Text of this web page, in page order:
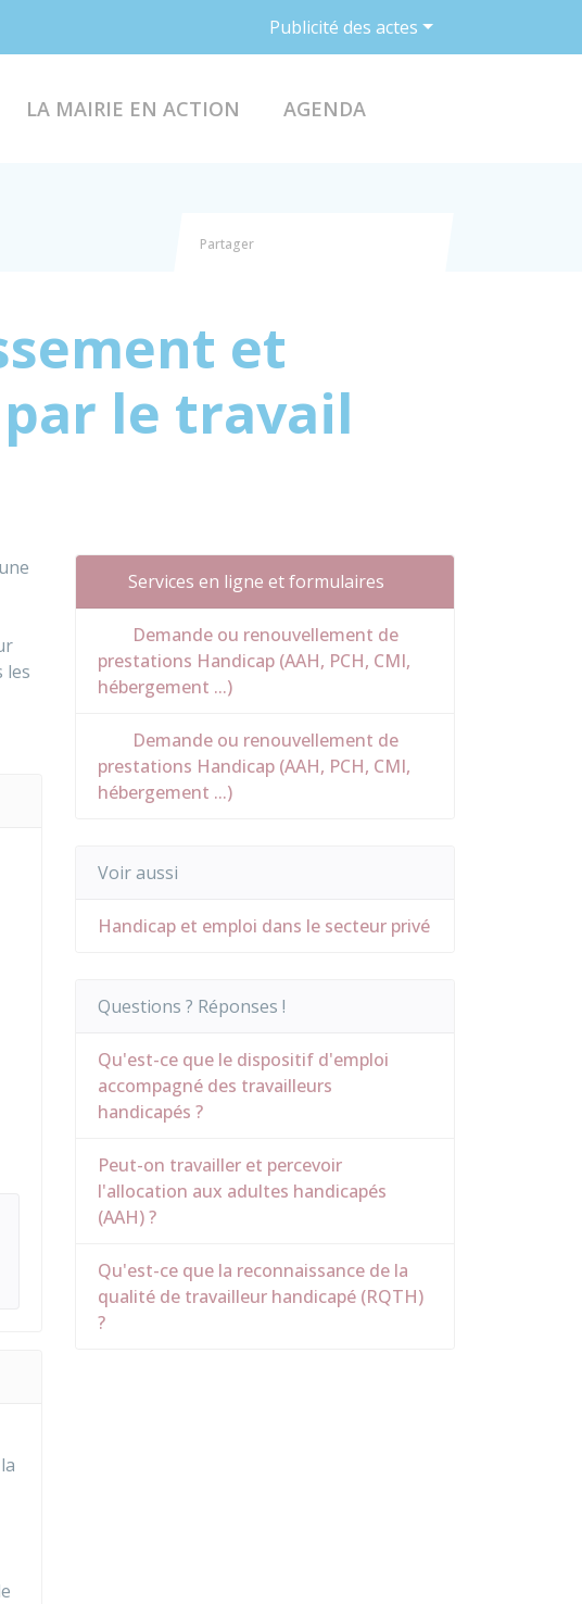
Publicité des actes
LA MAIRIE EN ACTION AGENDA
Partager
et
le travail
les
Services en ligne et formulaires
Demande ou renouvellement de
prestations Handicap (AAH, PCH, CMI,
hébergement ...)
Demande ou renouvellement de
prestations Handicap (AAH, PCH, CMI,
hébergement ...)
Voir aussi
Handicap et emploi dans le secteur privé
Questions ? Réponses !
Qu'est-ce que le dispositif d'emploi
accompagné des travailleurs
handicapés ?
Peut-on travailler et percevoir
l'allocation aux adultes handicapés
(AAH) ?
Qu'est-ce que la reconnaissance de la
qualité de travailleur handicapé (RQTH)
?